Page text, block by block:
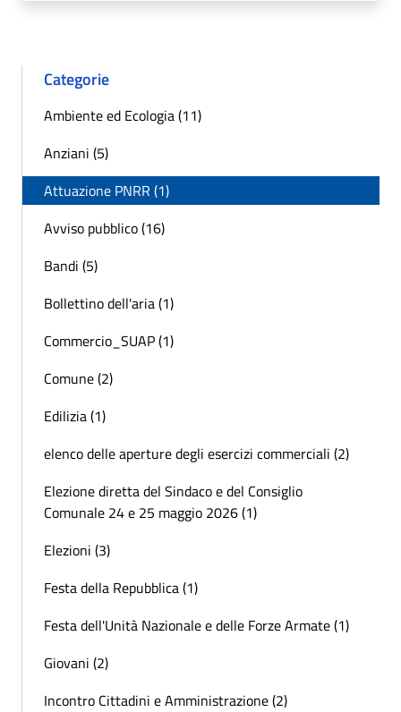
Categorie
Ambiente ed Ecologia (11)
Anziani (5)
Attuazione PNRR (1)
Avviso pubblico (16)
Bandi (5)
Bollettino dell'aria (1)
Commercio_SUAP (1)
Comune (2)
Edilizia (1)
elenco delle aperture degli esercizi commerciali (2)
Elezione diretta del Sindaco e del Consiglio
Comunale 24 e 25 maggio 2026 (1)
Elezioni (3)
Festa della Repubblica (1)
Festa dell'Unità Nazionale e delle Forze Armate (1)
Giovani (2)
Incontro Cittadini e Amministrazione (2)